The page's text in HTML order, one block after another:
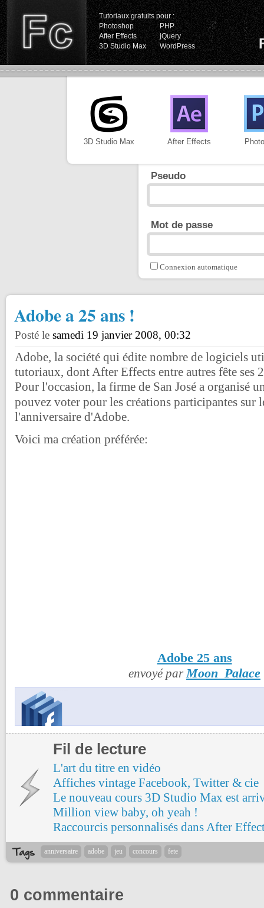
Tutoriaux gratuits pour :
Photoshop
PHP
After Effects
jQuery
3D Studio Max
WordPress
3D Studio Max After Effects
Pseudo
Mot de passe
Connexion automatique
Adobe a 25 ans !
Posté le samedi 19 janvier 2008, 00:32
Adobe, la société qui édite nombre de logiciels
tutoriaux, dont After Effects entre autres fête ses
Pour l'occasion, la firme de San José a organisé
pouvez voter pour les créations participantes sur
l'anniversaire d'Adobe.
Voici ma création préférée:
Adobe 25 ans
envoyé parMoon_Palace
Fil de lecture
L'art du titre en vidéo
Affiches vintage Facebook, Twitter & cie
Le nouveau cours 3D Studio Max est
Million view baby, oh yeah !
Raccourcis personnalisés dans After
anniversaire adobe jeu concours fete
0 commentaire